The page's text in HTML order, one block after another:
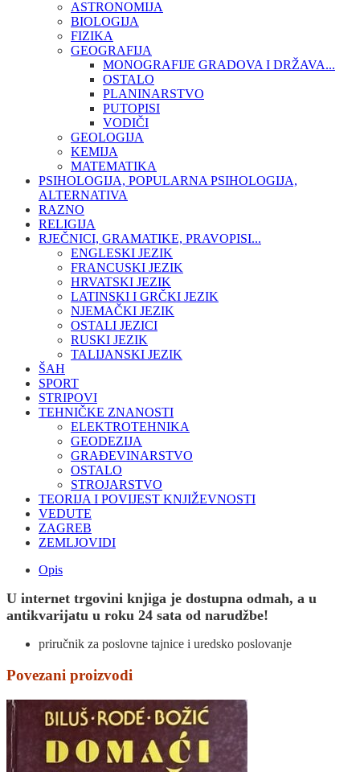
ASTRONOMIJA
BIOLOGIJA
FIZIKA
GEOGRAFIJA
MONOGRAFIJE GRADOVA I DRŽAVA...
OSTALO
PLANINARSTVO
PUTOPISI
VODIČI
GEOLOGIJA
KEMIJA
MATEMATIKA
PSIHOLOGIJA, POPULARNA PSIHOLOGIJA,
ALTERNATIVA
RAZNO
RELIGIJA
RJEČNICI, GRAMATIKE, PRAVOPISI...
ENGLESKI JEZIK
FRANCUSKI JEZIK
HRVATSKI JEZIK
LATINSKI I GRČKI JEZIK
NJEMAČKI JEZIK
OSTALI JEZICI
RUSKI JEZIK
TALIJANSKI JEZIK
ŠAH
SPORT
STRIPOVI
TEHNIČKE ZNANOSTI
ELEKTROTEHNIKA
GEODEZIJA
GRAĐEVINARSTVO
OSTALO
STROJARSTVO
TEORIJA I POVIJEST KNJIŽEVNOSTI
VEDUTE
ZAGREB
ZEMLJOVIDI
Opis
U internet trgovini knjiga je dostupna odmah, a u
antikvarijatu u roku 24 sata od narudžbe!
priručnik za poslovne tajnice i uredsko poslovanje
Povezani proizvodi